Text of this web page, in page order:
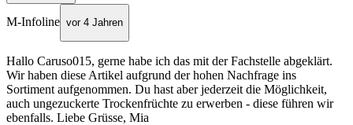
M-Infoline vor 4 Jahren
Hallo Caruso015, gerne habe ich das mit der Fachstelle abgeklärt.
Wir haben diese Artikel aufgrund der hohen Nachfrage ins
Sortiment aufgenommen. Du hast aber jederzeit die Möglichkeit,
auch ungezuckerte Trockenfrüchte zu erwerben - diese führen wir
ebenfalls. Liebe Grüsse, Mia